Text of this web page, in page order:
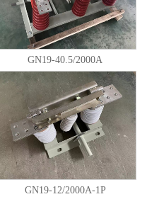
GN19-40.5/2000A
GN19-12/2000A-1P